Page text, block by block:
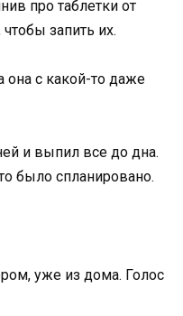
про таблетки от
запить их.
она с какой-то даже
и выпил все до дна.
было спланировано.
уже из дома. Голос